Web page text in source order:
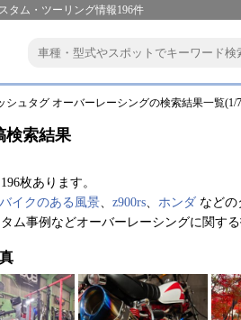
タム・ツーリング情報196件
シュタグ オーバーレーシングの検索結果一覧(1/
検索結果
枚あります。
バイクのある風景、 z900rs、 ホンダ などの
ム事例などオーバーレーシングに関す